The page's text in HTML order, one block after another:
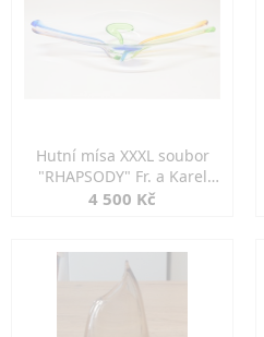
Hutní mísa XXXL soubor
"RHAPSODY" Fr. a Karel
ZEMEK Mstišov
4 500 Kč